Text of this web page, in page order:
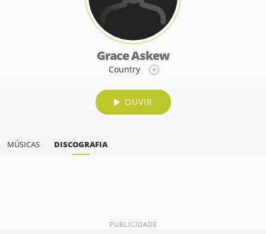
Grace Askew
Country
OUVIR
MÚSICAS DISCOGRAFIA